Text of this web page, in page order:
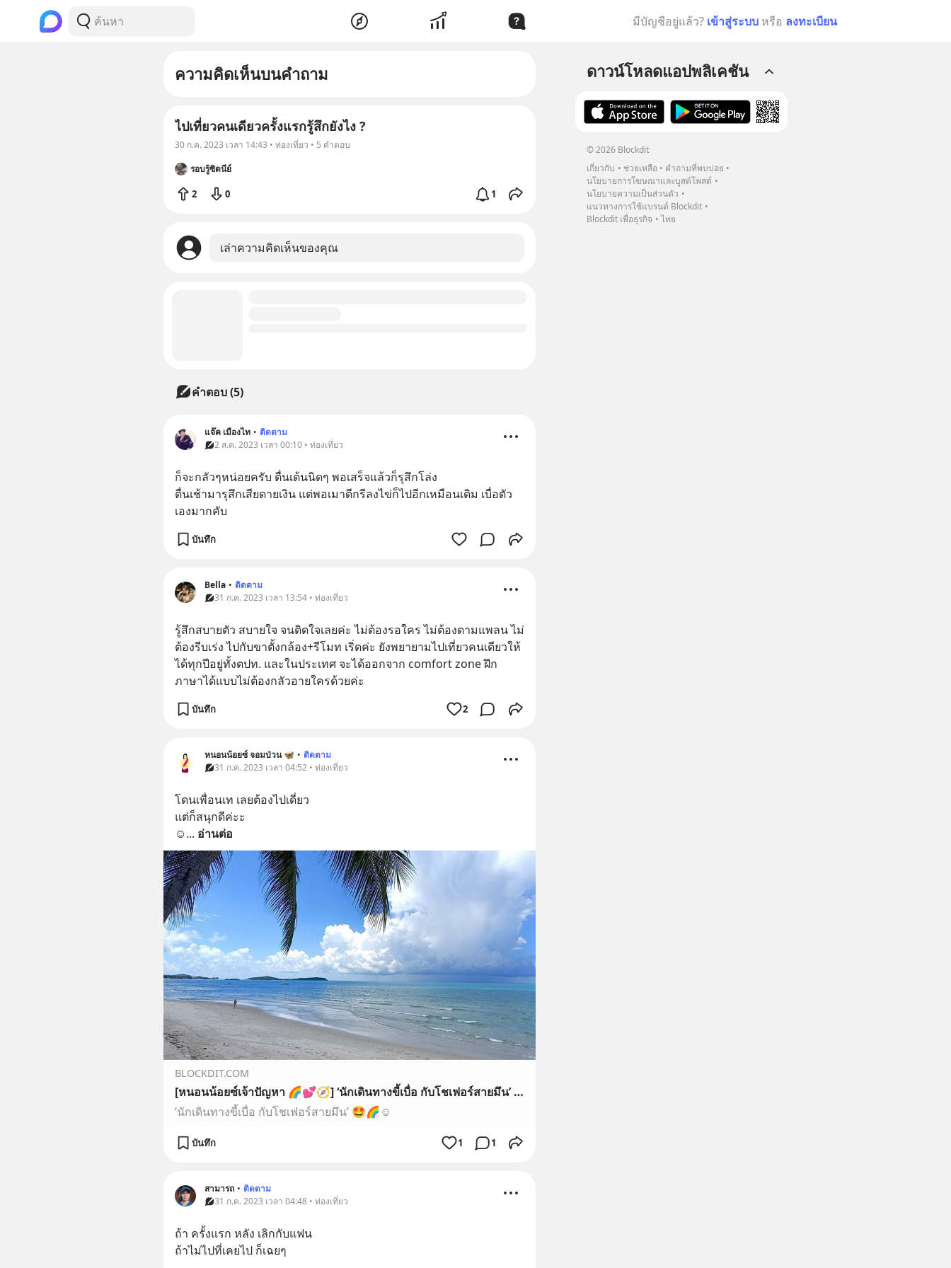
มีบัญชีอยู่แล้ว? เข้าสู่ระบบ หรือ ลงทะเบียน
ความคิดเห็นบนคำถาม
ไปเที่ยวคนเดียวครั้งแรกรู้สึกยังไง ?
30 ก.ค. 2023 เวลา 14:43 • ท่องเที่ยว • 5 คำตอบ
รอบรู้ซิดนีย์
2 0 1
เล่าความคิดเห็นของคุณ
คำตอบ (5)
แจ๊ค เมืองไท • ติดตาม
2 ส.ค. 2023 เวลา 00:10 • ท่องเที่ยว
ก็จะกลัวๆหน่อยครับ ตื่นเต้นนิดๆ พอเสร็จแล้วก็รุสึกโล่ง
ตื่นเช้ามารุสึกเสียดายเงิน แต่พอเมาดีกรีลงไข่ก็ไปอีกเหมือนเดิม เบื่อตัว
เองมากคับ
บันทึก
Bella • ติดตาม
31 ก.ค. 2023 เวลา 13:54 • ท่องเที่ยว
รู้สึกสบายตัว สบายใจ จนติดใจเลยค่ะ ไม่ต้องรอใคร ไม่ต้องตามแพลน ไม่
ต้องรีบเร่ง ไปกับขาตั้งกล้อง+รีโมท เริ่ดค่ะ ยังพยายามไปเที่ยวคนเดียวให้
ได้ทุกปีอยู่ทั้งตปท. และในประเทศ จะได้ออกจาก comfort zone ฝึก
ภาษาได้แบบไม่ต้องกลัวอายใครด้วยค่ะ
บันทึก 2
หนอนน้อยซ์ จอมป่วน 🦋 • ติดตาม
31 ก.ค. 2023 เวลา 04:52 • ท่องเที่ยว
โดนเพื่อนเท เลยต้องไปเดี่ยว
แต่ก็สนุกดีค่ะะ
☺️... อ่านต่อ
BLOCKDIT.COM
[หนอนน้อยซ์เจ้าปัญหา 🌈💕🧭] ‘นักเดินทางขี้เบื่อ กับโชเฟอร์สายมึน’ 🤩🌈☺️ แถมยัยนักเดินทางรายนี้ ก็ออกจะอึนๆ อีกต่ะหาก มันส์เค้าล่ะะ งานเน้ .. !? 🤣🤭💫
‘นักเดินทางขี้เบื่อ กับโชเฟอร์สายมึน’ 🤩🌈☺️
บันทึก 1 1
สามารถ • ติดตาม
31 ก.ค. 2023 เวลา 04:48 • ท่องเที่ยว
ถ้า ครั้งแรก หลัง เลิกกับแฟน
ถ้าไม่ไปที่เคยไป ก็เฉยๆ
ดาวน์โหลดแอปพลิเคชัน
© 2026 Blockdit
เกี่ยวกับ
ช่วยเหลือ
คำถามที่พบบ่อย
นโยบายการโฆษณาและบูสต์โพสต์
นโยบายความเป็นส่วนตัว
แนวทางการใช้แบรนด์ Blockdit
Blockdit เพื่อธุรกิจ
ไทย